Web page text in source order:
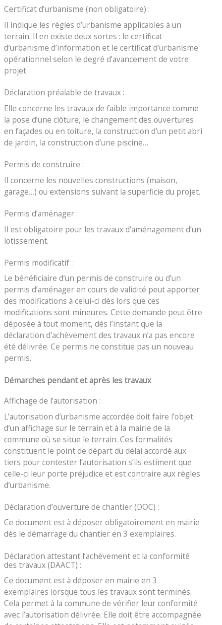
Certificat d’urbanisme (non obligatoire) :
Il indique les règles d’urbanisme applicables à un
terrain. Il en existe deux sortes : le certificat
d’urbanisme d’information et le certificat d’urbanisme
opérationnel selon le degré d’avancement de votre
projet.
Déclaration préalable de travaux :
Elle concerne les travaux de faible importance comme
la pose d’une clôture, le changement des ouvertures
en façades ou en toiture, la construction d’un petit abri
de jardin, la construction d’une piscine…
Permis de construire :
Il concerne les nouvelles constructions (maison,
garage…) ou extensions suivant la superficie du projet.
Permis d’aménager :
Il est obligatoire pour les travaux d’aménagement d’un
lotissement.
Permis modificatif :
Le bénéficiaire d’un permis de construire ou d’un
permis d’aménager en cours de validité peut apporter
des modifications à celui-ci dès lors que ces
modifications sont mineures. Cette demande peut être
déposée à tout moment, dès l’instant que la
déclaration d’achèvement des travaux n’a pas encore
été délivrée. Ce permis ne constitue pas un nouveau
permis.
Démarches pendant et après les travaux
Affichage de l’autorisation :
L’autorisation d’urbanisme accordée doit faire l’objet
d’un affichage sur le terrain et à la mairie de la
commune où se situe le terrain. Ces formalités
constituent le point de départ du délai accordé aux
tiers pour contester l’autorisation s’ils estiment que
celle-ci leur porte préjudice et est contraire aux règles
d’urbanisme.
Déclaration d’ouverture de chantier (DOC) :
Ce document est à déposer obligatoirement en mairie
dès le démarrage du chantier en 3 exemplaires.
Déclaration attestant l’achèvement et la conformité
des travaux (DAACT) :
Ce document est à déposer en mairie en 3
exemplaires lorsque tous les travaux sont terminés.
Cela permet à la commune de vérifier leur conformité
avec l’autorisation délivrée. Elle doit être accompagnée